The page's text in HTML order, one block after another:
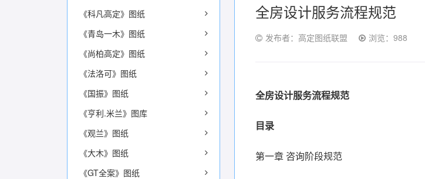
《科凡高定》图纸
《青岛一木》图纸
《尚柏高定》图纸
《法洛可》图纸
《国振》图纸
《亨利.米兰》图库
《观兰》图纸
《大木》图纸
《GT全案》图纸
全房设计服务流程规范
发布者：高定图纸联盟 浏览：988
全房设计服务流程规范
目录
第一章 咨询阶段规范